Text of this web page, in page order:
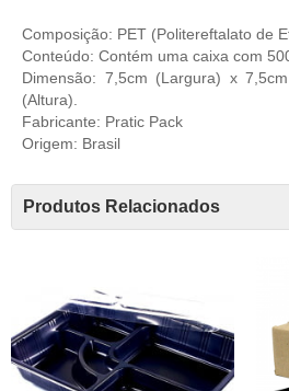
Composição: PET (Politereftalato de
Conteúdo: Contém uma caixa com
Dimensão: 7,5cm (Largura) x
(Altura).
Fabricante: Pratic Pack
Origem: Brasil
Produtos Relacionados